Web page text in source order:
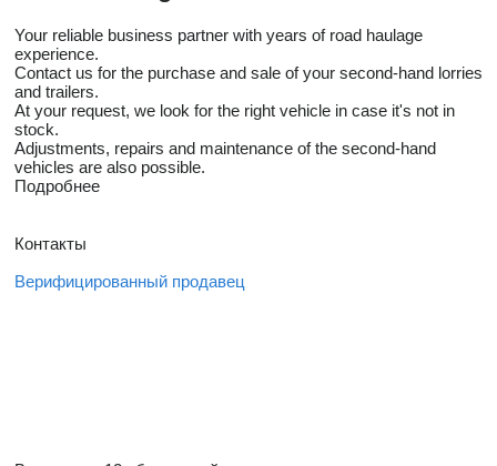
Your reliable business partner with years of road haulage
experience.
Contact us for the purchase and sale of your second-hand lorries
and trailers.
At your request, we look for the right vehicle in case it's not in
stock.
Adjustments, repairs and maintenance of the second-hand
vehicles are also possible.
Подробнее
Контакты
Верифицированный продавец